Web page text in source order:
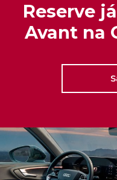
Reserve
Avant na